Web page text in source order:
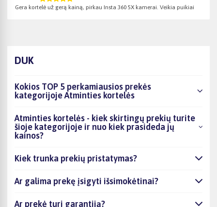
Gera kortelė už gerą kainą, pirkau Insta 360 5X kamerai. Veikia puikiai
DUK
Kokios TOP 5 perkamiausios prekės
kategorijoje Atminties kortelės
Atminties kortelės - kiek skirtingų prekių turite
šioje kategorijoje ir nuo kiek prasideda jų
kainos?
Kiek trunka prekių pristatymas?
Ar galima prekę įsigyti išsimokėtinai?
Ar prekė turi garantiją?